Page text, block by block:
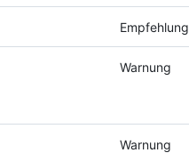
Empfehlung
Warnung
Warnung